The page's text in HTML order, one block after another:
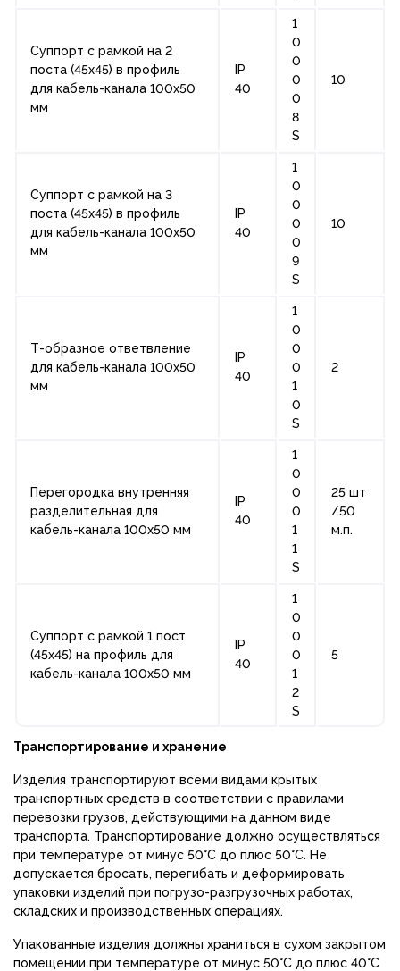
Суппорт с рамкой на 2
поста (45х45) в профиль
для кабель-канала 100х50
мм
IP
40
1
0
0
0
0
8
S
10
Суппорт с рамкой на 3
поста (45х45) в профиль
для кабель-канала 100х50
мм
IP
40
1
0
0
0
0
9
S
10
Т-образное ответвление
для кабель-канала 100х50
мм
IP
40
1
0
0
0
1
0
S
2
Перегородка внутренняя
разделительная для
кабель-канала 100х50 мм
IP
40
1
0
0
0
1
1
S
25 шт
/50
м.п.
Суппорт с рамкой 1 пост
(45х45) на профиль для
кабель-канала 100х50 мм
IP
40
1
0
0
0
1
2
S
5
Транспортирование и хранение
Изделия транспортируют всеми видами крытых
транспортных средств в соответствии с правилами
перевозки грузов, действующими на данном виде
транспорта. Транспортирование должно осуществляться
при температуре от минус 50°С до плюс 50°С. Не
допускается бросать, перегибать и деформировать
упаковки изделий при погрузо-разгрузочных работах,
складских и производственных операциях.
Упакованные изделия должны храниться в сухом закрытом
помещении при температуре от минус 50°С до плюс 40°С